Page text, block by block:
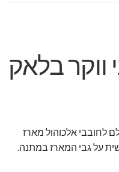
ווקר בלאק
לחובבי אלכוהול מארז
על גבי המארז במתנה.